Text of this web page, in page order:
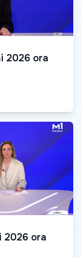
2026 ora
2026 ora